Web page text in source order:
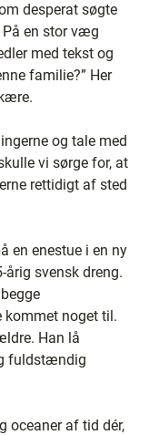
desperat søgte
en stor væg
med tekst og
familie?” Her
og tale med
vi sørge for, at
rettidigt af sted
en enestue i en ny
svensk dreng.
kommet noget til.
Han lå
fuldstændig
oceaner af tid dér,